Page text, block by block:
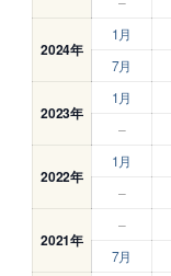
2024年
1月
7月
2023年
1月
–
2022年
1月
–
2021年
–
7月